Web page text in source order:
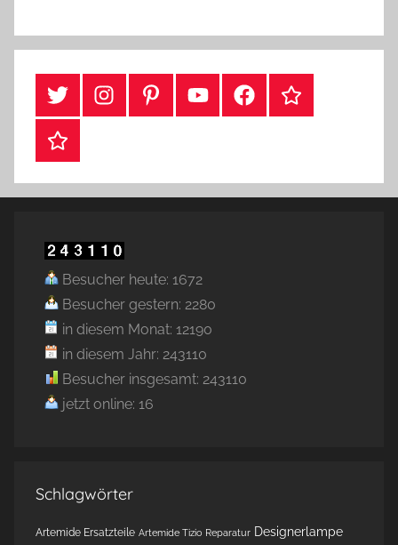
#TwitterInstagramPinterestYouTubeFacebookTikTok
Webshop
Besucher heute: 1672
Besucher gestern: 2280
in diesem Monat: 12190
in diesem Jahr: 243110
Besucher insgesamt: 243110
jetzt online: 16
Schlagwörter
Artemide Ersatzteile Artemide Tizio Reparatur Designerlampe